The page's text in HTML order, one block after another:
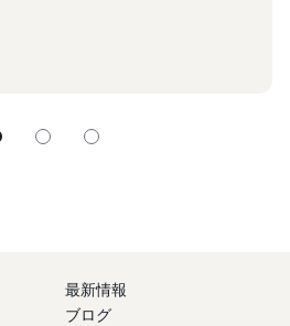
効率化にご関心をお持ち
を参考に、次回の共有会
最新情報
ブログ